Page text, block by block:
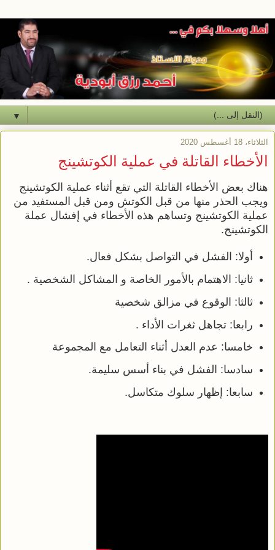
▼
الثلاثاء، 18 أغسطس 2020
الأخطاء القاتلة في عملية الكوتشينج
هناك بعض الأخطاء القاتلة التي تقع أثناء عملية الكوتشينج
ويجب الحذر منها من قبل الكوتش ومن قبل المستفيد من
عملية الكوتشينج وتساهم هذه الأخطاء في إفشال عملة
الكوتشينج.
أولا: الفشل في التواصل بشكل فعال.
ثانيا: الاهتمام بالأمور الخاصة و المشاكل الشخصية .
ثالثا: الوقوع في مزالق شخصية
رابعا: تجاهل ثغرات الأداء .
خامسا: عدم العدل أثناء التعامل مع المجموعة
سادسا: الفشل في بناء أسس سليمة.
سابعا: إظهار سلوك متكاسل.